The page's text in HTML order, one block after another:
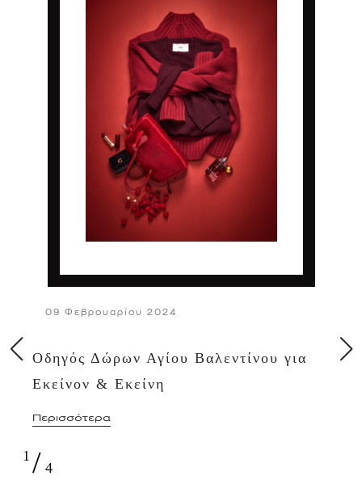
09 Φεβρουαρίου 2024
Οδηγός Δώρων Αγίου Βαλεντίνου για
Εκείνον & Εκείνη
Περισσότερα
1 / 4